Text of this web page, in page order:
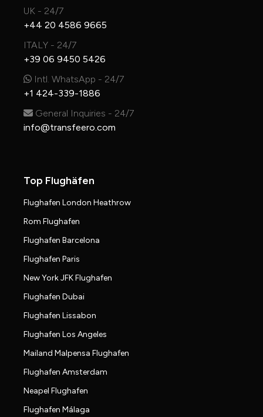
UK - 24/7
+44 20 4586 9665
ITALY - 24/7
+39 06 9450 5426
Intl. WhatsApp - 24/7
+1 424-339-1886
General Inquiries - 24/7
info@transfeero.com
Top Flughäfen
Flughafen London Heathrow
Rom Flughafen
Flughafen Barcelona
Flughafen Paris
New York JFK Flughafen
Flughafen Dubai
Flughafen Lissabon
Flughafen Los Angeles
Mailand Malpensa Flughafen
Flughafen Amsterdam
Neapel Flughafen
Flughafen Málaga